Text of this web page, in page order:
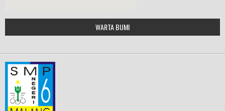
Tes Matrikulasi 2019
Google Maps Generator by
embedgooglemap.net
WARTA BUMI